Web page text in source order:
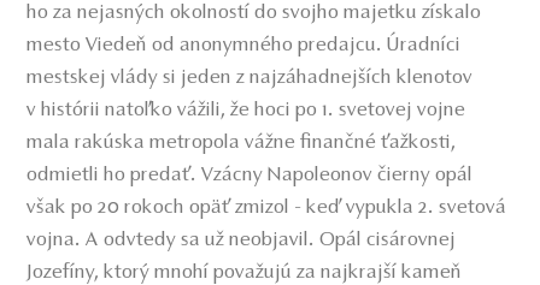
ho za nejasných okolností do svojho majetku získalo
mesto Viedeň od anonymného predajcu. Úradníci
mestskej vlády si jeden z najzáhadnejších klenotov
v histórii natoľko vážili, že hoci po 1. svetovej vojne
mala rakúska metropola vážne finančné ťažkosti,
odmietli ho predať. Vzácny Napoleonov čierny opál
však po 20 rokoch opäť zmizol - keď vypukla 2. svetová
vojna. A odvtedy sa už neobjavil. Opál cisárovnej
Jozefíny, ktorý mnohí považujú za najkrajší kameň